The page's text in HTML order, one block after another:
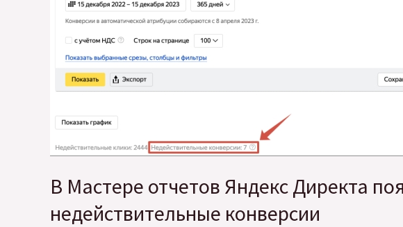
В Мастере отчетов Яндекс Директа
недействительные конверсии